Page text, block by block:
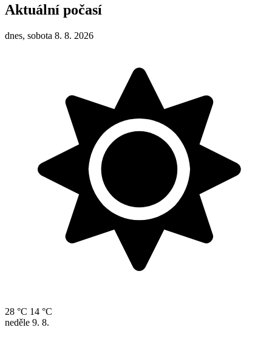
Aktuální počasí
dnes, sobota 8. 8. 2026
28 °C 14 °C
neděle 9. 8.